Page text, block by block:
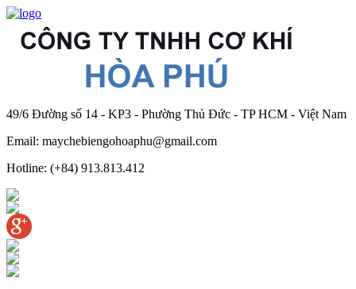
49/6 Đường số 14 - KP3 - Phường Thủ Đức - TP HCM - Việt Nam
Email: maychebiengohoaphu@gmail.com
Hotline: (+84) 913.813.412